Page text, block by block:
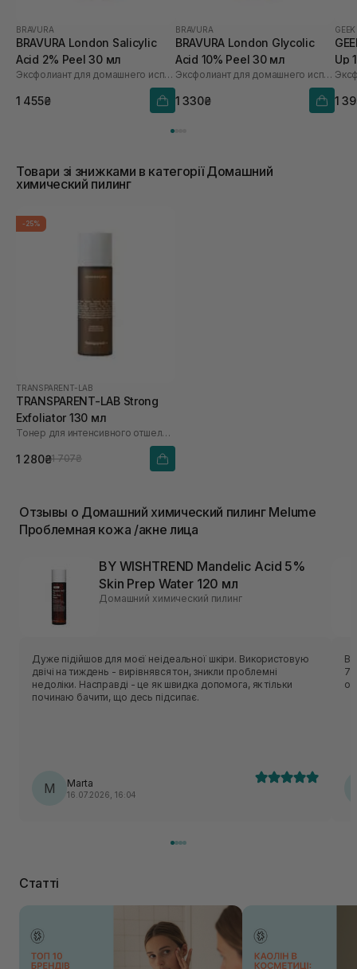
BRAVURA
BRAVURA London Salicylic
Acid 2% Peel 30 мл
Эксфолиант для домашнего использования с салициловой кислотой 2%
1 455₴
BRAVURA
BRAVURA London Glycolic
Acid 10% Peel 30 мл
Эксфолиант для домашнего использования из 10% гликолевой кислоты
1 330₴
Up
1
Товари зі знижками в категорії Домашний
химический пилинг
-25%
TRANSPARENT-LAB
TRANSPARENT-LAB Strong
Exfoliator 130 мл
Тонер для интенсивного отшелушивания
1 280₴1 707₴
Отзывы о Домашний химический пилинг Melume
Проблемная кожа /акне лица
BY WISHTREND Mandelic Acid 5%
Skin Prep Water 120 мл
Домашний химический пилинг
Дуже підійшов для моєї неідеальної шкіри. Використовую
двічі на тиждень - вирівнявся тон, зникли проблемні
недоліки. Насправді - це як швидка допомога, як тільки
починаю бачити, що десь підсипає.
M Marta
16.07.2026, 16:04
В
7-
Статті